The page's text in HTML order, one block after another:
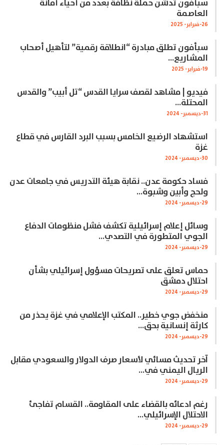
العاصمة
26-فبراير- 2025
سبأفون تطلق مبادرة “انطلاقة رقمية” لتأهيل أصحاب
المشاريع…
19-فبراير- 2025
فيديو | مشاهد لقصف سرايا القدس “تل أبيب” والقدس
المحتلة…
31-ديسمبر- 2024
استشهاد الرضيع الخامس بسبب البرد القارس في قطاع
غزة
30-ديسمبر- 2024
فساد حكومة عدن.. نقابة هيئة التدريس في جامعات عدن
ولحج وأبين وشبوة…
29-ديسمبر- 2024
وسائل إعلام إسرائيلية تكشف فشل منظومات الدفاع
الجوي المتطورة في التصدي…
29-ديسمبر- 2024
حماس تعلق على تصريحات مسؤول إسرائيلي بشأن
احتلال دمشق
29-ديسمبر- 2024
منخفض جوي خطير.. المكتب الإعلامي في غزة يحذر من
كارثة إنسانية بحق…
29-ديسمبر- 2024
آخر تحديث مسائي لأسعار صرف الدولار والسعودي مقابل
الريال اليمني في…
29-ديسمبر- 2024
رغم ادعائه بالقضاء على المقاومة.. القسام تفاجئ
الاحتلال الإسرائيلي…
29-ديسمبر- 2024